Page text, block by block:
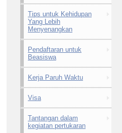
Tips untuk Kehidupan
Yang Lebih
Menyenangkan
Pendaftaran untuk
Beasiswa
Kerja Paruh Waktu
Visa
Tantangan dalam
kegiatan pertukaran